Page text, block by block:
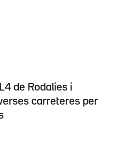
de Rodalies i
carreteres per